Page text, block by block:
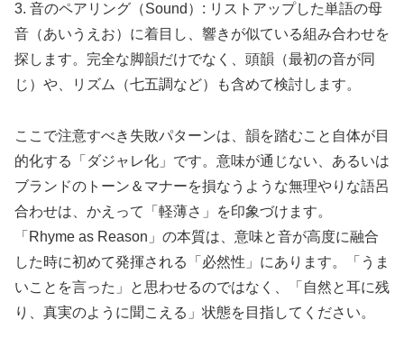
3. 音のペアリング（Sound）: リストアップした単語の母
音（あいうえお）に着目し、響きが似ている組み合わせを
探します。完全な脚韻だけでなく、頭韻（最初の音が同
じ）や、リズム（七五調など）も含めて検討します。
ここで注意すべき失敗パターンは、韻を踏むこと自体が目
的化する「ダジャレ化」です。意味が通じない、あるいは
ブランドのトーン＆マナーを損なうような無理やりな語呂
合わせは、かえって「軽薄さ」を印象づけます。
「Rhyme as Reason」の本質は、意味と音が高度に融合
した時に初めて発揮される「必然性」にあります。「うま
いことを言った」と思わせるのではなく、「自然と耳に残
り、真実のように聞こえる」状態を目指してください。